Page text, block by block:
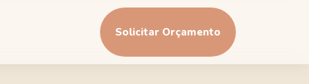
Solicitar Orçamento